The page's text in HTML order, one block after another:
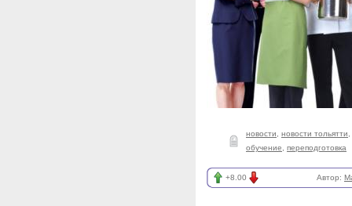
новости новости тольятти
обучение
переподготовка
+8.00 Автор: